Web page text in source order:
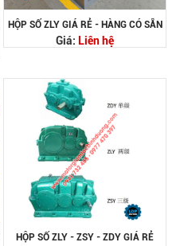
HỘP SỐ ZLY GIÁ RẺ - HÀNG CÓ SẴN
Giá: Liên hệ
HỘP SỐ ZLY - ZSY - ZDY GIÁ RẺ